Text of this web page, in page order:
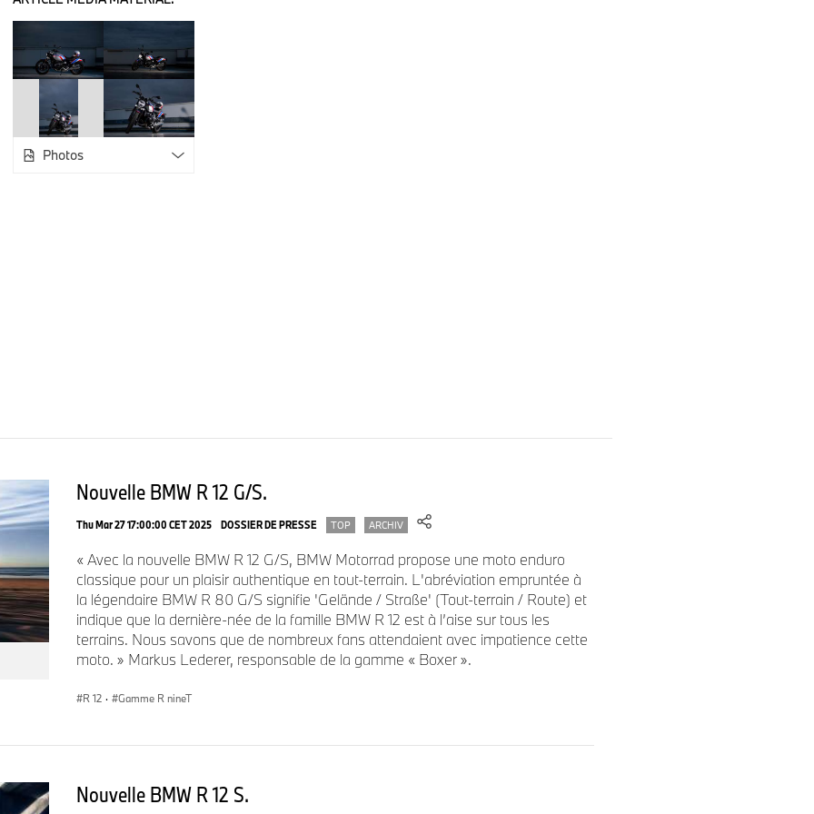
Pour l’accompagner dans cette nouvelle saison, Julie Wood a jeté son dévolu sur la BMW
personnalité. Selon les équipes de BMW Motorrad France, cette moto haute en couleurs
qui l’accompagne dans son quotidien ne pouvait se cantonner aux planches de la bande
dessinée du duo P. Pelaez/ C. Stassi.
Une édition limitée à 15 exemplaires numérotés.
le nom de l’héroïne ainsi que son logo « W » sont apposés subtilement sur le réservoir,
devant le pilote et s’intègrent parfaitement à la peinture exclusive de la BMW R 12 Julie
En plus de ce style unique, la BMW R 12 Julie Wood se dote d’un équipement complet :
• Finition PRO (Pack Confort**, alarme antivol, feux de route Pro et capteur de pression
• Échappement design,
• Roues noires à rayons Option 719 Classic de 19’’ à l’avant et 16’’ à l’arrière,
Photos
Nouvelle BMW R 12 G/S.
Thu Mar 27 17:00:00 CET 2025 DOSSIER DE PRESSE TOP ARCHIV
« Avec la nouvelle BMW R 12 G/S, BMW Motorrad propose une moto enduro
classique pour un plaisir authentique en tout-terrain. L'abréviation empruntée à
la légendaire BMW R 80 G/S signifie 'Gelände / Straße' (Tout-terrain / Route) et
indique que la dernière-née de la famille BMW R 12 est à l’aise sur tous les
terrains. Nous savons que de nombreux fans attendaient avec impatience cette
moto. » Markus Lederer, responsable de la gamme « Boxer ».
R 12 · Gamme R nineT
Nouvelle BMW R 12 S.